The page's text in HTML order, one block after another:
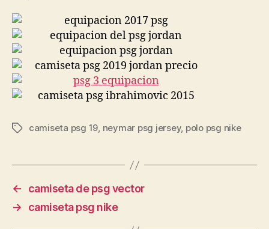
Etiquetas
camiseta psg 19, neymar psg jersey, polo psg nike
←
camiseta de psg vector
→
camiseta psg nike